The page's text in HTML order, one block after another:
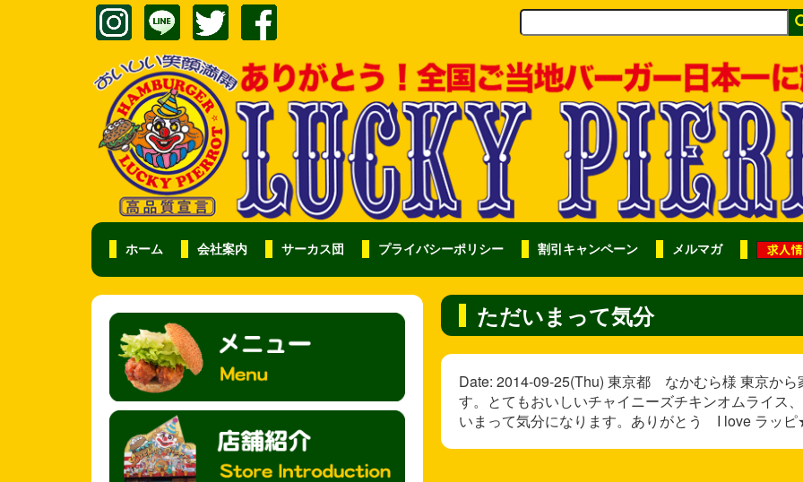
ホーム 会社案内 サーカス団 プライバシーポリシー 割引キャンペーン メルマガ
ただいまって気分
Date: 2014-09-25(Thu) 東京都 なかむら様 東京か
す。とてもおいしいチャイニーズチキンオムライス
いまって気分になります。ありがとう I love ラッ